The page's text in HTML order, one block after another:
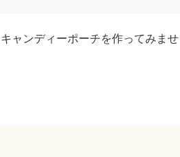
ャンディーポーチを作ってみませ